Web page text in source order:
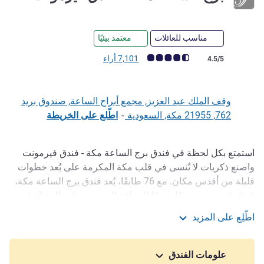
مناسب للعائلات معتمد بيئيًا
ملاحظة أراء العملاء (رأي ALL)
4.5/5 7,101 أراء
وقف الملك عبد العزيز, مجمع أبراج الساعة, صندوق بريد
762, 21955 مكة, السعودية
- اطّلع على الخريطة
الوصف
استمتع بكل لحظة في فندق برج الساعة مكة - فندق فيرمونت
واصنع ذكريات لا تُنسى في قلب مكة المكرمة على بُعد خطوات
قليلة من أقدس مكان. مع 76 طابقًا، يُعد فندق ‏‫برج الساعة مكة،
قلب المدينة المقدسة حيث يُعد أحد أطول المباني في العالم
ويضم أكبر ساعة في العالم. استمتع بشهر رمضان معنا، على بُعد
خطوات من الكعبة المشرفة، في قلب مكة المكرمة.
فندق فاخر من فئة 5 نجوم بالقرب من الكعبة المشرفة يقدم
اطّلِع على المزيد
علومات الفندق